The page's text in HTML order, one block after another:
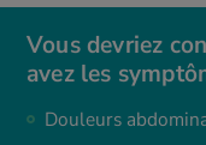
Vous devriez
avez les
Douleurs